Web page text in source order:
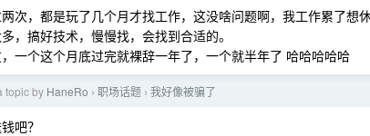
次，都是玩了几个月才找工作，这没啥问题啊，我工作累了想
，搞好技术，慢慢找，会找到合适的。
一个这个月底过完就裸辞一年了，一个就半年了 哈哈哈哈哈
topic by HaneRo › 职场话题 › 我好像被骗了
吧？